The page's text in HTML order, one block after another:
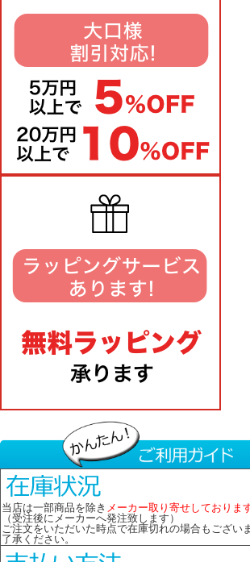
当店は一部商品を除き メーカー取り寄せしております
（受注後にメーカーへ発注致します）
ご注文をいただいた時点で在庫切れの場合もござい
了承ください。